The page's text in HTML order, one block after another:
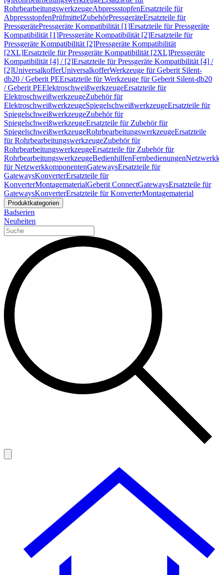
RohrbearbeitungswerkzeugeAbpressstopfenErsatzteile für
AbpressstopfenPrüfmittelZubehörPressgeräteErsatzteile für
PressgerätePressgeräte Kompatibilität [1]Ersatzteile für Pressgeräte
Kompatibilität [1]Pressgeräte Kompatibilität [2]Ersatzteile für
Pressgeräte Kompatibilität [2]Pressgeräte Kompatibilität
[2XL]Ersatzteile für Pressgeräte Kompatibilität [2XL]Pressgeräte
Kompatibilität [4] / [2]Ersatzteile für Pressgeräte Kompatibilität [4] /
[2]UniversalkofferUniversalkofferWerkzeuge für Geberit Silent-
db20 / Geberit PEErsatzteile für Werkzeuge für Geberit Silent-db20
/ Geberit PEElektroschweißwerkzeugeErsatzteile für
ElektroschweißwerkzeugeZubehör für
ElektroschweißwerkzeugeSpiegelschweißwerkzeugeErsatzteile für
SpiegelschweißwerkzeugeZubehör für
SpiegelschweißwerkzeugeErsatzteile für Zubehör für
SpiegelschweißwerkzeugeRohrbearbeitungswerkzeugeErsatzteile
für RohrbearbeitungswerkzeugeZubehör für
RohrbearbeitungswerkzeugeErsatzteile für Zubehör für
RohrbearbeitungswerkzeugeBedienhilfenFernbedienungen
für NetzwerkkomponentenGatewaysErsatzteile für
GatewaysKonverterErsatzteile für
KonverterMontagematerialGeberit ConnectGatewaysErsatzteile für
GatewaysKonverterErsatzteile für KonverterMontagematerial
Produktkategorien
Badserien
Neuheiten